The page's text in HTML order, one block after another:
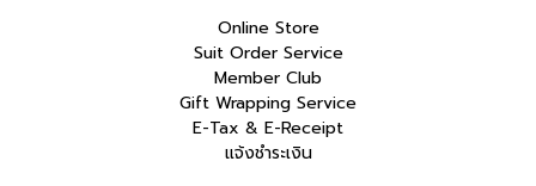
Online Store
Suit Order Service
Member Club
Gift Wrapping Service
E-Tax & E-Receipt
แจ้งชำระเงิน